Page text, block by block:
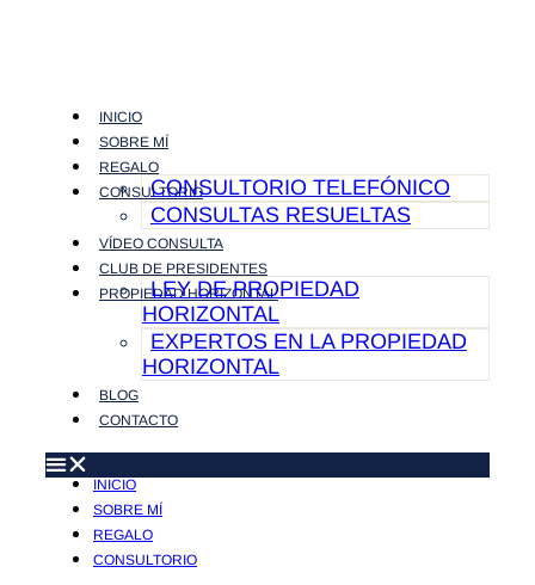
INICIO
SOBRE MÍ
REGALO
CONSULTORIOCONSULTORIO TELEFÓNICO
CONSULTAS RESUELTAS
VÍDEO CONSULTA
CLUB DE PRESIDENTES
PROPIEDAD HORIZONTAL
LEY DE PROPIEDAD
HORIZONTAL
EXPERTOS EN LA PROPIEDAD
HORIZONTAL
BLOG
CONTACTO
INICIO
SOBRE MÍ
REGALO
CONSULTORIO